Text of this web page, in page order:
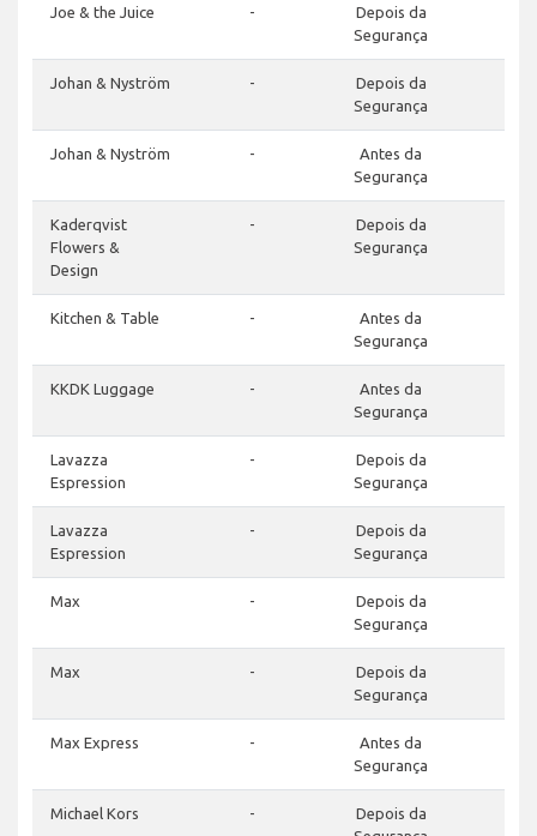
Joe & the Juice -
Depois da
Segurança
Johan & Nyström -
Depois da
Segurança
Johan & Nyström -
Antes da
Segurança
Kaderqvist
Flowers &
Design
-
Depois da
Segurança
Kitchen & Table -
Antes da
Segurança
KKDK Luggage -
Antes da
Segurança
Lavazza
Espression
-
Depois da
Segurança
Lavazza
Espression
-
Depois da
Segurança
Max -
Depois da
Segurança
Max -
Depois da
Segurança
Max Express -
Antes da
Segurança
Michael Kors -
Depois da